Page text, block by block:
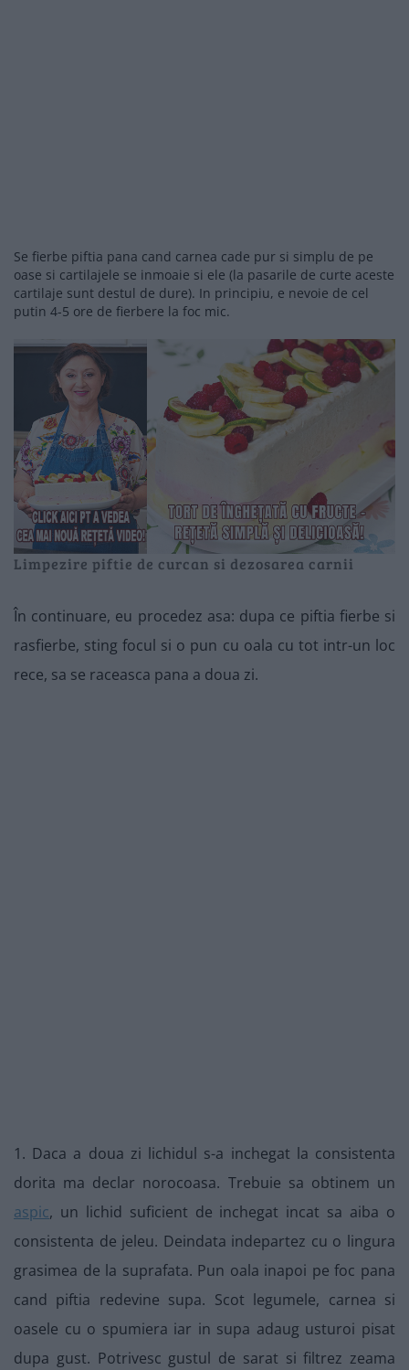
Se fierbe piftia pana cand carnea cade pur si simplu de pe
oase si cartilajele se inmoaie si ele (la pasarile de curte aceste
cartilaje sunt destul de dure). In principiu, e nevoie de cel
putin 4-5 ore de fierbere la foc mic.
Limpezire piftie de curcan si dezosarea carnii
În continuare, eu procedez asa: dupa ce piftia fierbe si
rasfierbe, sting focul si o pun cu oala cu tot intr-un loc
rece, sa se raceasca pana a doua zi.
1. Daca a doua zi lichidul s-a inchegat la consistenta
dorita ma declar norocoasa. Trebuie sa obtinem un
aspic, un lichid suficient de inchegat incat sa aiba o
consistenta de jeleu. Deindata indepartez cu o lingura
grasimea de la suprafata. Pun oala inapoi pe foc pana
cand piftia redevine supa. Scot legumele, carnea si
oasele cu o spumiera iar in supa adaug usturoi pisat
dupa gust. Potrivesc gustul de sarat si filtrez zeama